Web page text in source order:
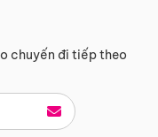
chuyến đi tiếp theo